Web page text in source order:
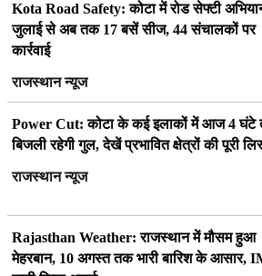
Kota Road Safety: कोटा में रोड सेफ्टी
जुलाई से अब तक 17 बसें सीज, 44 संचालकों पर
कार्रवाई
राजस्थान न्यूज
Power Cut: कोटा के कई इलाकों में आज 4 घंटे
बिजली रहेगी गुल, देखें प्रभावित क्षेत्रों की पूरी
राजस्थान न्यूज
Rajasthan Weather: राजस्थान में मौसम हुआ
मेहरबान, 10 अगस्त तक भारी बारिश के आसार,